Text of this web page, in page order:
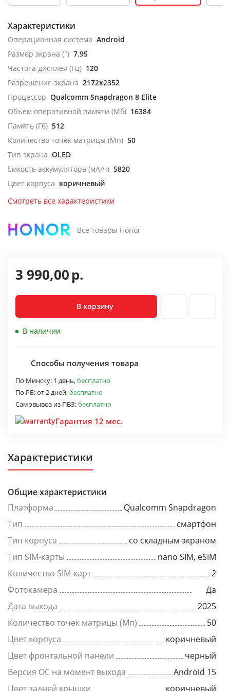
Характеристики
Операционная система Android
Размер экрана (") 7.95
Частота дисплея (Гц) 120
Разрешение экрана 2172x2352
Процессор Qualcomm Snapdragon 8 Elite
Объем оперативной памяти (Мб) 16384
Память (Гб) 512
Количество точек матрицы (Мп) 50
Тип экрана OLED
Емкость аккумулятора (мА/ч) 5820
Цвет корпуса коричневый
Смотреть все характеристики
Все товары Honor
3 990,00р.
В корзину
В наличии
Способы получения товара
По Минску: 1 день,бесплатно
По РБ:от 2 дней,бесплатно
Самовывоз из ПВЗ:бесплатно
Гарантия 12 мес.
Характеристики
Общие характеристики
Платформа
Qualcomm Snapdragon
Тип
смартфон
Тип корпуса
со складным экраном
Тип SIM-карты
nano SIM, eSIM
Количество SIM-карт
2
Фотокамера
Да
Дата выхода
2025
Количество точек матрицы (Мп)
50
Цвет корпуса
коричневый
Цвет фронтальной панели
черный
Версия ОС на момент выхода
Android 15
Цвет задней крышки
коричневый